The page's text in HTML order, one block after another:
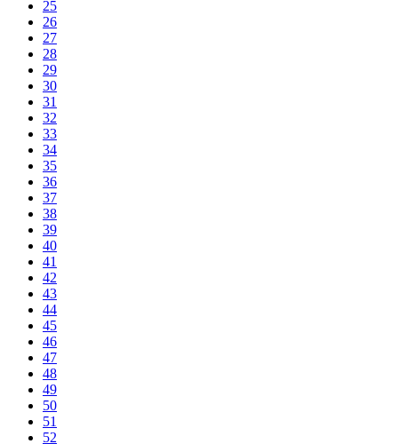
25
26
27
28
29
30
31
32
33
34
35
36
37
38
39
40
41
42
43
44
45
46
47
48
49
50
51
52